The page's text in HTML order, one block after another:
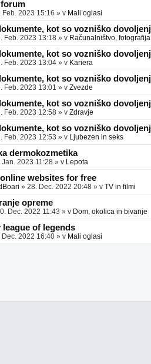
Feb. 2023 15:16 » v Mali oglasi
kot so vozniško
Feb. 2023 13:18 » v Računalništvo,
kot so vozniško
Feb. 2023 13:04 » v Kariera
kot so vozniško
Feb. 2023 13:01 » v Zvezde
kot so vozniško
Feb. 2023 12:58 » v Zdravje
kot so vozniško
Feb. 2023 12:53 » v Ljubezen in seks
dermokozmetika
Jan. 2023 11:28 » v Lepota
websites for free
» 28. Dec. 2022 20:48 » v TV in filmi
opreme
Dec. 2022 11:43 » v Dom, okolica in bivanje
of legends
Dec. 2022 16:40 » v Mali oglasi